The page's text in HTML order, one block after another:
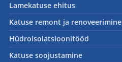
Lamekatuse ehitus
Katuse remont ja renoveerimine
Hüdroisolatsioonitööd
Katuse soojustamine